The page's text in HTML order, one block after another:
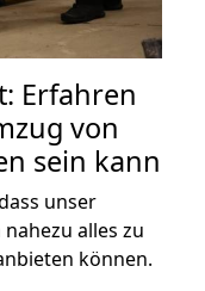
Erfahren
von
sein kann
unser
alles zu
können.